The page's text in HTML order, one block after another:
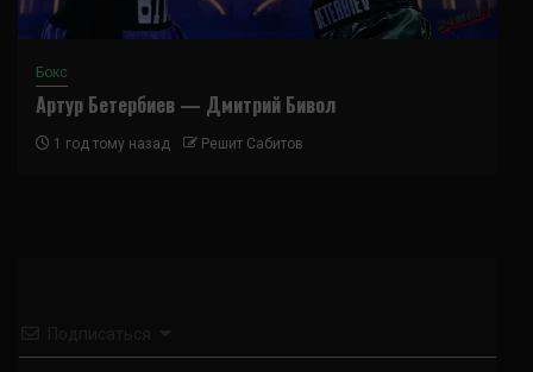
Бокс
Артур Бетербиев — Дмитрий Бивол
1 год тому назад Решит Сабитов